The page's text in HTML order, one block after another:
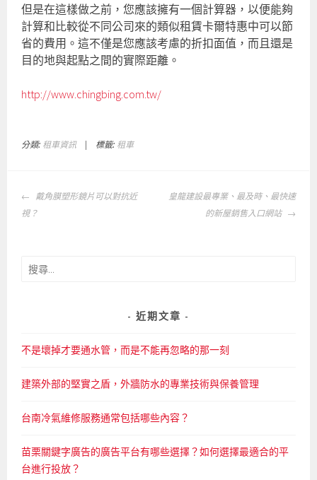
但是在這樣做之前，您應該擁有一個計算器，以便能夠
計算和比較從不同公司來的類似租賃卡爾特惠中可以節
省的費用。這不僅是您應該考慮的折扣面值，而且還是
目的地與起點之間的實際距離。
http://www.chingbing.com.tw/
分類: 租車資訊 標籤: 租車
文
章
戴角膜塑形鏡片可以對抗近
視？
皇龍建設最專業、最及時、最快速
的新屋銷售入口網站
搜
近期文章
不是壞掉才要通水管，而是不能再忽略的那一刻
建築外部的堅實之盾，外牆防水的專業技術與保養管理
台南冷氣維修服務通常包括哪些內容？
苗栗關鍵字廣告的廣告平台有哪些選擇？如何選擇最適合的平
台進行投放？